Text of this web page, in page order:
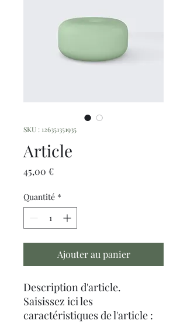
SKU : 126351351935
Article
45,00 €Prix
Quantité *
Ajouter au panier
Description d'article.
Saisissez ici les
caractéristiques de l'article :